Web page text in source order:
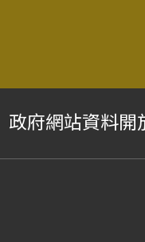
政府網站資料開